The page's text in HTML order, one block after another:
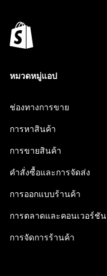
หมวดหมู่แอป
ช่องทางการขาย
การหาสินค้า
การขายสินค้า
คำสั่งซื้อและการจัดส่ง
การออกแบบร้านค้า
การตลาดและคอนเวอร์ชัน
การจัดการร้านค้า